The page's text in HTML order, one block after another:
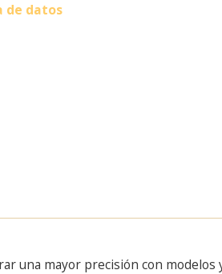
de datos
una mayor precisión con modelos